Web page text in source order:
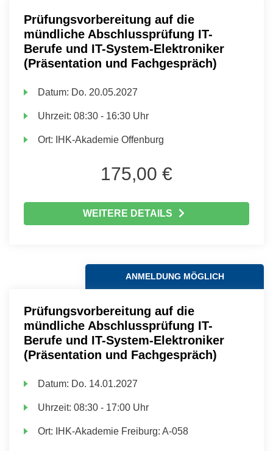
Prüfungsvorbereitung auf die
mündliche Abschlussprüfung IT-
Berufe und IT-System-Elektroniker
(Präsentation und Fachgespräch)
Datum: Do. 20.05.2027
Uhrzeit:08:30 - 16:30 Uhr
Ort: IHK-Akademie Offenburg
175,00 €
WEITERE DETAILS
ANMELDUNG MÖGLICH
Prüfungsvorbereitung auf die
mündliche Abschlussprüfung IT-
Berufe und IT-System-Elektroniker
(Präsentation und Fachgespräch)
Datum: Do. 14.01.2027
Uhrzeit:08:30 - 17:00 Uhr
Ort: IHK-Akademie Freiburg: A-058